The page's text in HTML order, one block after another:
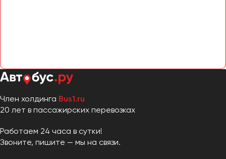
Член холдинга Bus1.ru
20 лет в пассажирских перевозках
Работаем 24 часа в сутки!
Звоните, пишите — мы на связи.